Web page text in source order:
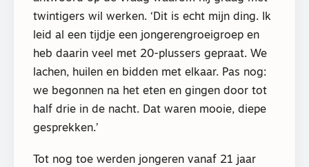
twintigers wil werken. ‘Dit is echt mijn ding. Ik
leid al een tijdje een jongerengroeigroep en
heb daarin veel met 20-plussers gepraat. We
lachen, huilen en bidden met elkaar. Pas nog:
we begonnen na het eten en gingen door tot
half drie in de nacht. Dat waren mooie, diepe
gesprekken.’
Tot nog toe werden jongeren vanaf 21 jaar